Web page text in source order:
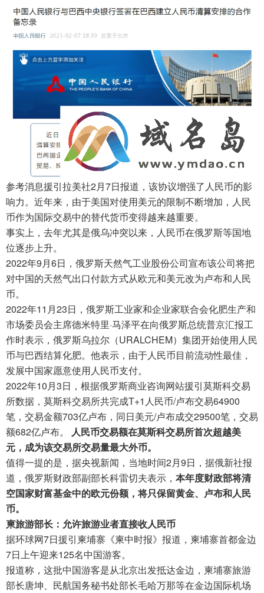
参考消息援引拉美社2月7日报道，该协议增强了人民币的影
响力。近年来，由于美国对使用美元的限制不断增加，人民
币作为国际交易中的替代货币变得越来越重要。
事实上，去年尤其是俄乌冲突以来，人民币在俄罗斯等国地
位逐步上升。
2022年9月6日，俄罗斯天然气工业股份公司宣布该公司将把
对中国的天然气出口付款方式从欧元和美元改为卢布和人民
币。
2022年11月23日，俄罗斯工业家和企业家联合会化肥生产和
市场委员会主席德米特里·马泽平在向俄罗斯总统普京汇报工
作时表示，俄罗斯乌拉尔（URALCHEM）集团开始使用人民
币与巴西结算化肥。他表示，由于人民币目前流动性最佳，
发展中国家愿意使用人民币支付。
2022年10月3日，根据俄罗斯商业咨询网站援引莫斯科交易
所数据，莫斯科交易所共完成T+1人民币/卢布交易64900
笔，交易金额703亿卢布，同日美元/卢布成交29500笔，交易
额682亿卢布。 人民币交易额在莫斯科交易所首次超越美
元，成为该交易所交易量最大外币。
值得一提的是，据央视新闻，当地时间2月9日，据俄新社报
道，俄罗斯财政部副部长科雷切夫表示， 本年度财政部将清
空国家财富基金中的欧元份额，将只保留黄金、卢布和人民
币。
柬旅游部长：允许旅游业者直接收人民币
据环球网7日援引柬埔寨《柬中时报》报道，柬埔寨首都金边
7日上午迎来125名中国游客。
报道称，这批中国游客是从北京出发抵达金边，柬埔寨旅游
部长唐坤、民航国务秘书处部长毛哈万那等在金边国际机场